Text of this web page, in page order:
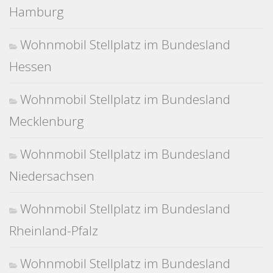
Hamburg
Wohnmobil Stellplatz im Bundesland
Hessen
Wohnmobil Stellplatz im Bundesland
Mecklenburg
Wohnmobil Stellplatz im Bundesland
Niedersachsen
Wohnmobil Stellplatz im Bundesland
Rheinland-Pfalz
Wohnmobil Stellplatz im Bundesland